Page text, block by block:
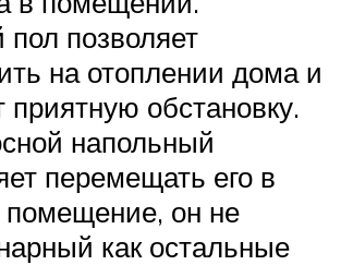
позволяет
на отоплении дома и
приятную обстановку.
напольный
перемещать его в
помещение, он не
как остальные